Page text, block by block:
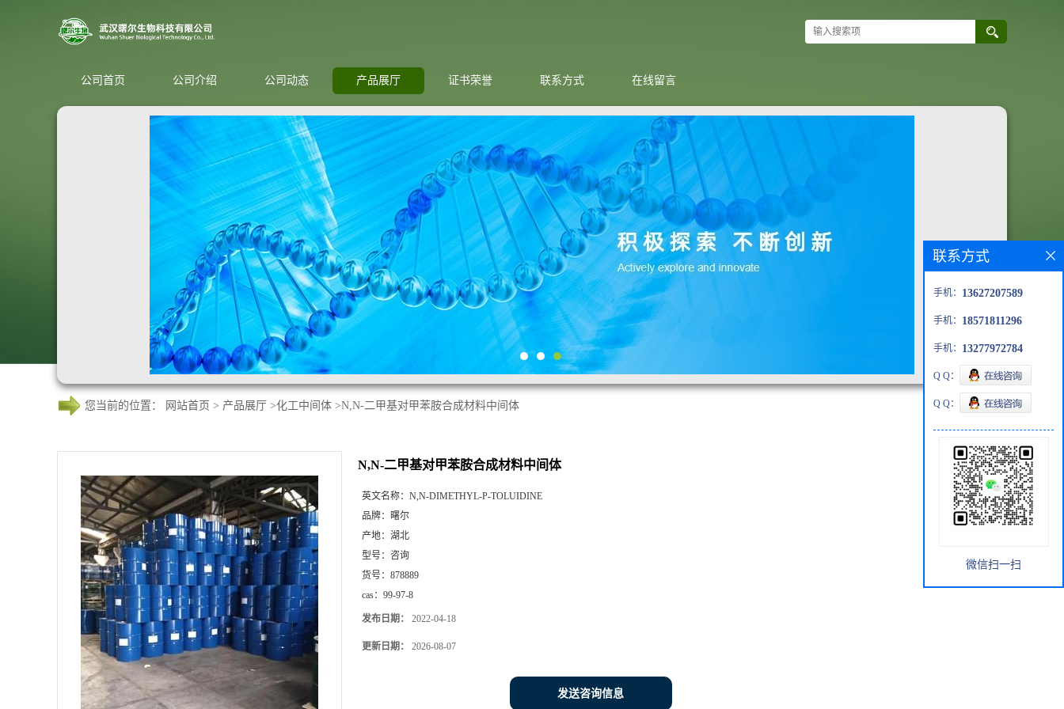
公司首页 公司介绍 公司动态 产品展厅 证书荣誉 联系方式 在线留言
您当前的位置： 网站首页 > 产品展厅 >化工中间体 >N,N-二甲基对甲苯胺合成材料中间体
N,N-二甲基对甲苯胺合成材料中间体
英文名称： N,N-DIMETHYL-P-TOLUIDINE
品牌： 曙尔
产地： 湖北
型号： 咨询
货号： 878889
cas： 99-97-8
发布日期： 2022-04-18
更新日期： 2026-08-07
发送咨询信息
联系方式
手机： 13627207589
手机： 18571811296
手机： 13277972784
Q Q：
Q Q：
微信扫一扫